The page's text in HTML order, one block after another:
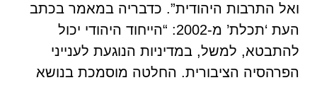
ואל התרבות היהודית”. כדבריה במאמר בכתב
העת ‘תכלת’ מ-2002: “הייחוד היהודי יכול
להתבטא, למשל, במדיניות הנוגעת לענייני
הפרהסיה הציבורית. החלטה מוסמכת בנושא